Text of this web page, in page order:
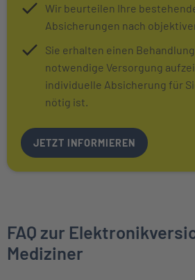
Wir beurteilen Ihre
Absicherungen nach
Sie erhalten einen
notwendige Versorgung
individuelle Absicherung für
nötig ist.
JETZT INFORMIEREN
FAQ zur
Mediziner